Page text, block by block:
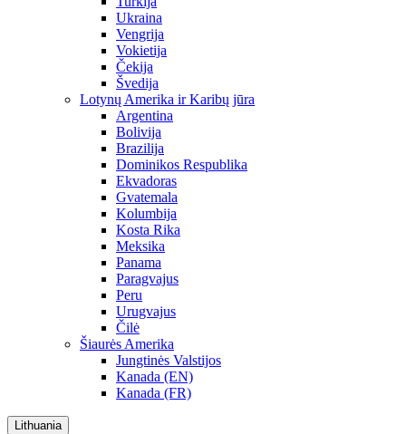
Ukraina
Vengrija
Vokietija
Čekija
Švedija
Lotynų Amerika ir Karibų jūra
Argentina
Bolivija
Brazilija
Dominikos Respublika
Ekvadoras
Gvatemala
Kolumbija
Kosta Rika
Meksika
Panama
Paragvajus
Peru
Urugvajus
Čilė
Šiaurės Amerika
Jungtinės Valstijos
Kanada (EN)
Kanada (FR)
Lithuania